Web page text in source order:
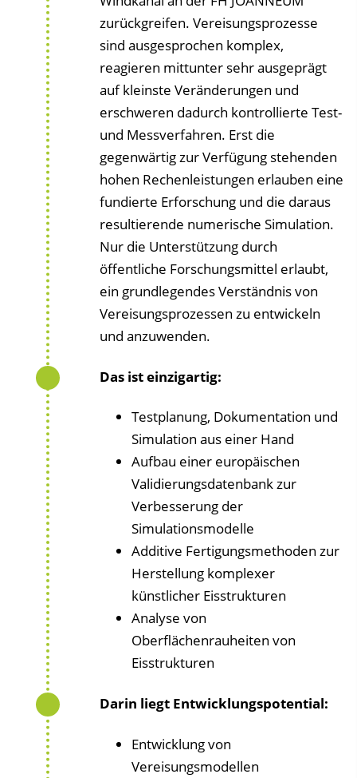
zurückgreifen. Vereisungsprozesse
sind ausgesprochen komplex,
reagieren mittunter sehr ausgeprägt
auf kleinste Veränderungen und
erschweren dadurch kontrollierte Test-
und Messverfahren. Erst die
gegenwärtig zur Verfügung stehenden
hohen Rechenleistungen erlauben eine
fundierte Erforschung und die daraus
resultierende numerische Simulation.
Nur die Unterstützung durch
öffentliche Forschungsmittel erlaubt,
ein grundlegendes Verständnis von
Vereisungsprozessen zu entwickeln
und anzuwenden.
Das ist einzigartig:
Testplanung, Dokumentation und
Simulation aus einer Hand
Aufbau einer europäischen
Validierungsdatenbank zur
Verbesserung der
Simulationsmodelle
Additive Fertigungsmethoden zur
Herstellung komplexer
künstlicher Eisstrukturen
Analyse von
Oberflächenrauheiten von
Eisstrukturen
Darin liegt Entwicklungspotential:
Entwicklung von
Vereisungsmodellen